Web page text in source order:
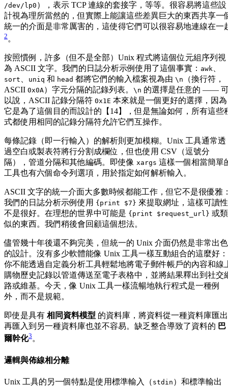
/dev/lp0 ），表示 TCP 連線的套接字，等等。很容易將這些設
計視為理所當然的，但實際上能讓這些差異巨大的東西共享一
統一的介面是非常厲害的，這使得它們可以很容易地連線在一
2 。
按照慣例，許多（但不是全部）Unix 程式將這個位元組序列視
為 ASCII 文字。我們的日誌分析示例使用了這個事實： awk
sort uniq 和 head 都將它們的輸入檔案視為由 \n
（換行符，
ASCII 0x0A）字元分隔的記錄列表。 \n 的選擇是任意的 ——
以說，ASCII 記錄分隔符 0x1E 本來就是一個更好的選擇，因為
它是為了這個目的而設計的【14】，但是無論如何，所有這些
式都使用相同的記錄分隔符允許它們互操作。
每條記錄（即一行輸入）的解析則更加模糊。Unix 工具通常透
過空白或製表符將行分割成欄位，但也使用 CSV（逗號分
隔），管道分隔和其他編碼。即使像 xargs 這樣一個相當簡單
工具也有六個命令列選項，用於指定如何解析輸入。
ASCII 文字的統一介面大多數時候都能工作，但它不是很優雅
我們的日誌分析示例使用 {print $7} 來提取網址，這樣可讀性
不是很好。在理想的世界中可能是 {print $request_url} 或類
似的東西。我們稍後會回顧這個想法。
儘管幾十年後還不夠完美，但統一的 Unix 介面仍然是非常出色
的設計。沒有多少軟體能像 Unix 工具一樣互動組合的這麼好：
你不能透過自定義分析工具輕鬆地將電子郵件帳戶的內容和線
購物歷史記錄以管道傳送至電子表格中，並將結果釋出到社交
路或維基。今天，像 Unix 工具一樣流暢地執行程式是一種例
外，而不是規範。
即使是具有 相同資料模型 的資料庫，將資料從一種資料庫匯出
再匯入到另一種資料庫也並不容易。缺乏整合導致了資料的 巴
爾幹化3。
邏輯與佈線相分離
Unix 工具的另一個特點是使用標準輸入（ stdin ）和標準輸出